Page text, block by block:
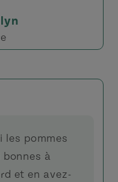
les pommes
à
et en avez-